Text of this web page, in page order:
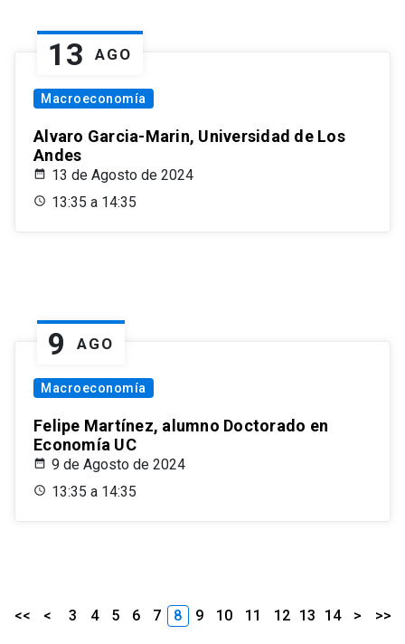
13 AGO
Macroeconomía
Alvaro Garcia-Marin, Universidad de Los
Andes
13 de Agosto de 2024
13:35 a 14:35
9 AGO
Macroeconomía
Felipe Martínez, alumno Doctorado en
Economía UC
9 de Agosto de 2024
13:35 a 14:35
<< < 3 4 5 6 7 8 9 10 11 12 13 14 > >>